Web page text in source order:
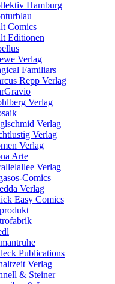
Hamburg
Comics
Editionen
Verlag
Familiars
Repp Verlag
Verlag
Verlag
Verlag
Verlag
Arte
Verlag
Comics
Verlag
Easy Comics
Publications
Verlag
& Steiner